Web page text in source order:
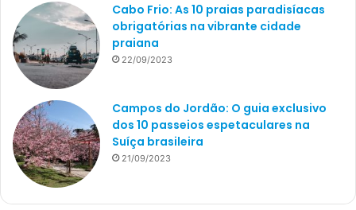
Cabo Frio: As 10 praias paradisíacas
obrigatórias na vibrante cidade
praiana
22/09/2023
Campos do Jordão: O guia exclusivo
dos 10 passeios espetaculares na
Suíça brasileira
21/09/2023